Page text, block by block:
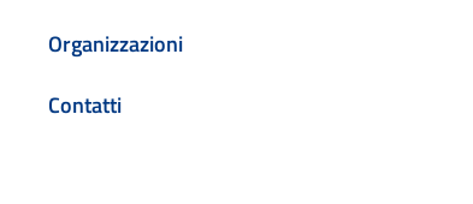
Organizzazioni
Contatti